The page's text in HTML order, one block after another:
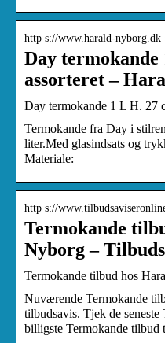
http s://www.harald-nyborg.dk
Day termokande
assorteret –
Day termokande 1 L H. 27
Termokande fra Day i
liter.Med glasindsats og
Materiale:
http s://
Termokande
Nyborg –
Termokande tilbud hos
Nuværende Termokande
tilbudsavis. Tjek de
billigste Termokande tilbud